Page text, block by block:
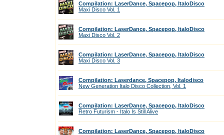
Compilation: LaserDance, Spacepop, ItaloDisco
Maxi Disco Vol. 1
Compilation: LaserDance, Spacepop, ItaloDisco
Maxi Disco Vol. 2
Compilation: LaserDance, Spacepop, ItaloDisco
Maxi Disco Vol. 3
Compilation: Laserdance, Spacepop, Italodisco
New Generation Italo Disco Collection, Vol. 1
Compilation: LaserDance, Spacepop, ItaloDisco
Retro Futurism - Italo Is Still Alive
Compilation: LaserDance, Spacepop, ItaloDisco